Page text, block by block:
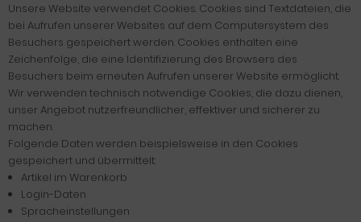
Unsere Website verwendet Cookies. Cookies sind Textdateien, die
bei Aufrufen unserer Websites auf dem Computersystem des
Besuchers gespeichert werden. Cookies enthalten eine
Zeichenfolge, die eine Identifizierung des Browsers des
Besuchers beim erneuten Aufrufen unserer Website ermöglicht.
Wir verwenden technisch notwendige Cookies, die dazu dienen,
unser Angebot nutzerfreundlicher, effektiver und sicherer zu
machen.
Folgende Daten werden beispielsweise in den Cookies
gespeichert und übermittelt:
Artikel im Warenkorb
Login-Daten
Spracheinstellungen